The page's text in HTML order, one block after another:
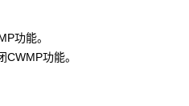
功能。
CWMP功能。